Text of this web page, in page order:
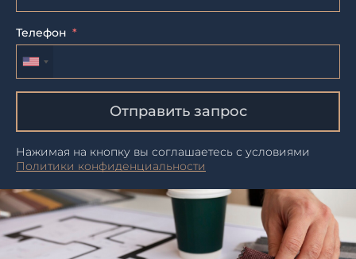
Телефон
Отправить запрос
Нажимая на кнопку вы соглашаетесь с условиями
Политики конфиденциальности